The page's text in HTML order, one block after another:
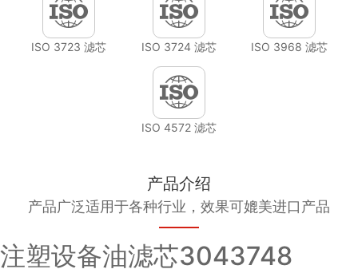
ISO 3723 滤芯 ISO 3724 滤芯 ISO 3968 滤芯
ISO 4572 滤芯
产品介绍
产品广泛适用于各种行业，效果可媲美进口产品
注塑设备油滤芯3043748